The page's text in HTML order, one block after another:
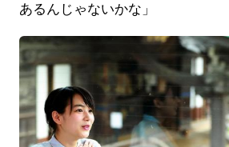
あるんじゃないかな」